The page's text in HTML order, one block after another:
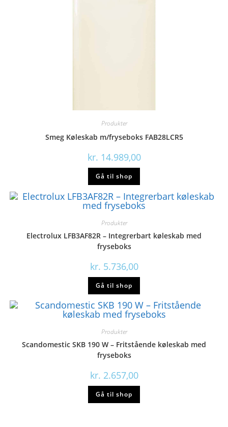
Produkter
Smeg Køleskab m/fryseboks FAB28LCR5
kr. 14.989,00
Gå til shop
Produkter
Electrolux LFB3AF82R – Integrerbart køleskab med
fryseboks
kr. 5.736,00
Gå til shop
Produkter
Scandomestic SKB 190 W – Fritstående køleskab med
fryseboks
kr. 2.657,00
Gå til shop